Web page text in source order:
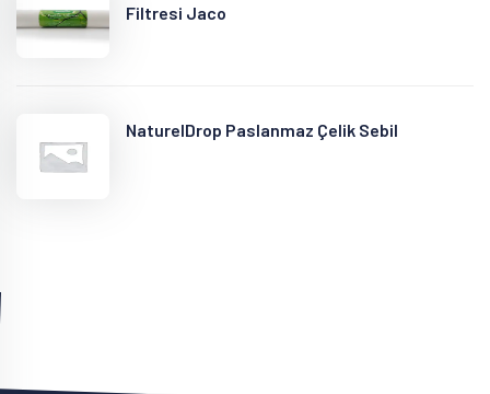
Filtresi Jaco
NaturelDrop Paslanmaz Çelik Sebil